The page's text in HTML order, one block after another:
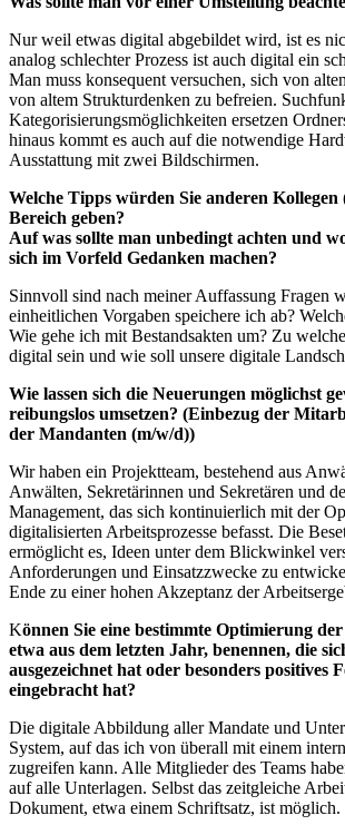
Nur weil etwas digital abgebildet wird, ist es
analog schlechter Prozess ist auch digital ein
Man muss konsequent versuchen, sich von
von altem Strukturdenken zu befreien.
Kategorisierungsmöglichkeiten ersetzen
hinaus kommt es auch auf die notwendige
Ausstattung mit zwei Bildschirmen.
Welche Tipps würden Sie anderen
Bereich geben?
Auf was sollte man unbedingt achten und
sich im Vorfeld Gedanken machen?
Sinnvoll sind nach meiner Auffassung Fragen
einheitlichen Vorgaben speichere ich ab?
Wie gehe ich mit Bestandsakten um? Zu
digital sein und wie soll unsere digitale
Wie lassen sich die Neuerungen möglichst
reibungslos umsetzen? (Einbezug der
der Mandanten (m/w/d))
Wir haben ein Projektteam, bestehend aus
Anwälten, Sekretärinnen und Sekretären und
Management, das sich kontinuierlich mit der
digitalisierten Arbeitsprozesse befasst. Die
ermöglicht es, Ideen unter dem Blickwinkel
Anforderungen und Einsatzzwecke zu
Ende zu einer hohen Akzeptanz der
Können Sie eine bestimmte Optimierung
etwa aus dem letzten Jahr, benennen, die
ausgezeichnet hat oder besonders positives
eingebracht hat?
Die digitale Abbildung aller Mandate und
System, auf das ich von überall mit einem
zugreifen kann. Alle Mitglieder des Teams
auf alle Unterlagen. Selbst das zeitgleiche
Dokument, etwa einem Schriftsatz, ist möglich.